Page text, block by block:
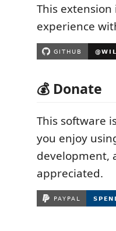
This
experience
💰 Donate
This software
you enjoy
development,
appreciated.